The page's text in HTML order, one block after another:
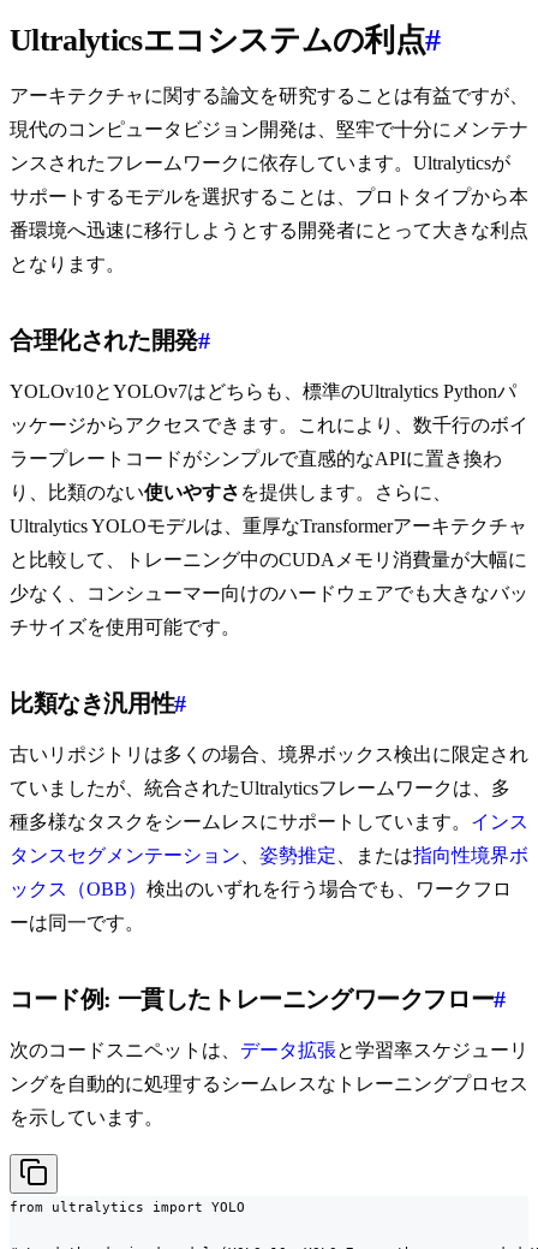
Ultralyticsエコシステムの利点#
アーキテクチャに関する論文を研究することは有益ですが、
現代のコンピュータビジョン開発は、堅牢で十分にメンテナ
ンスされたフレームワークに依存しています。Ultralyticsが
サポートするモデルを選択することは、プロトタイプから本
番環境へ迅速に移行しようとする開発者にとって大きな利点
となります。
合理化された開発#
YOLOv10とYOLOv7はどちらも、標準のUltralytics Pythonパ
ッケージからアクセスできます。これにより、数千行のボイ
ラープレートコードがシンプルで直感的なAPIに置き換わ
り、比類のない使いやすさ を提供します。さらに、
Ultralytics YOLOモデルは、重厚なTransformerアーキテクチャ
と比較して、トレーニング中のCUDAメモリ消費量が大幅に
少なく、コンシューマー向けのハードウェアでも大きなバッ
チサイズを使用可能です。
比類なき汎用性#
古いリポジトリは多くの場合、境界ボックス検出に限定され
ていましたが、統合されたUltralyticsフレームワークは、多
種多様なタスクをシームレスにサポートしています。 インス
タンスセグメンテーション
姿勢推定 、または指向性境界ボ
ックス（OBB） 検出のいずれを行う場合でも、ワークフロ
ーは同一です。
コード例: 一貫したトレーニングワークフロー#
次のコードスニペットは、 データ拡張と学習率スケジューリ
ングを自動的に処理するシームレスなトレーニングプロセス
を示しています。
from ultralytics import YOLO